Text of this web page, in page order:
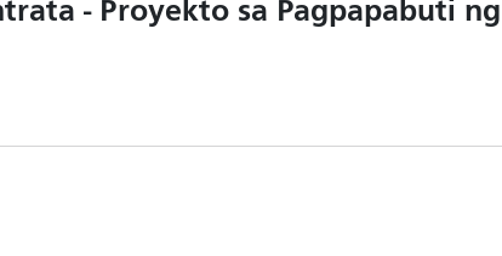
- Proyekto sa Pagpapabuti